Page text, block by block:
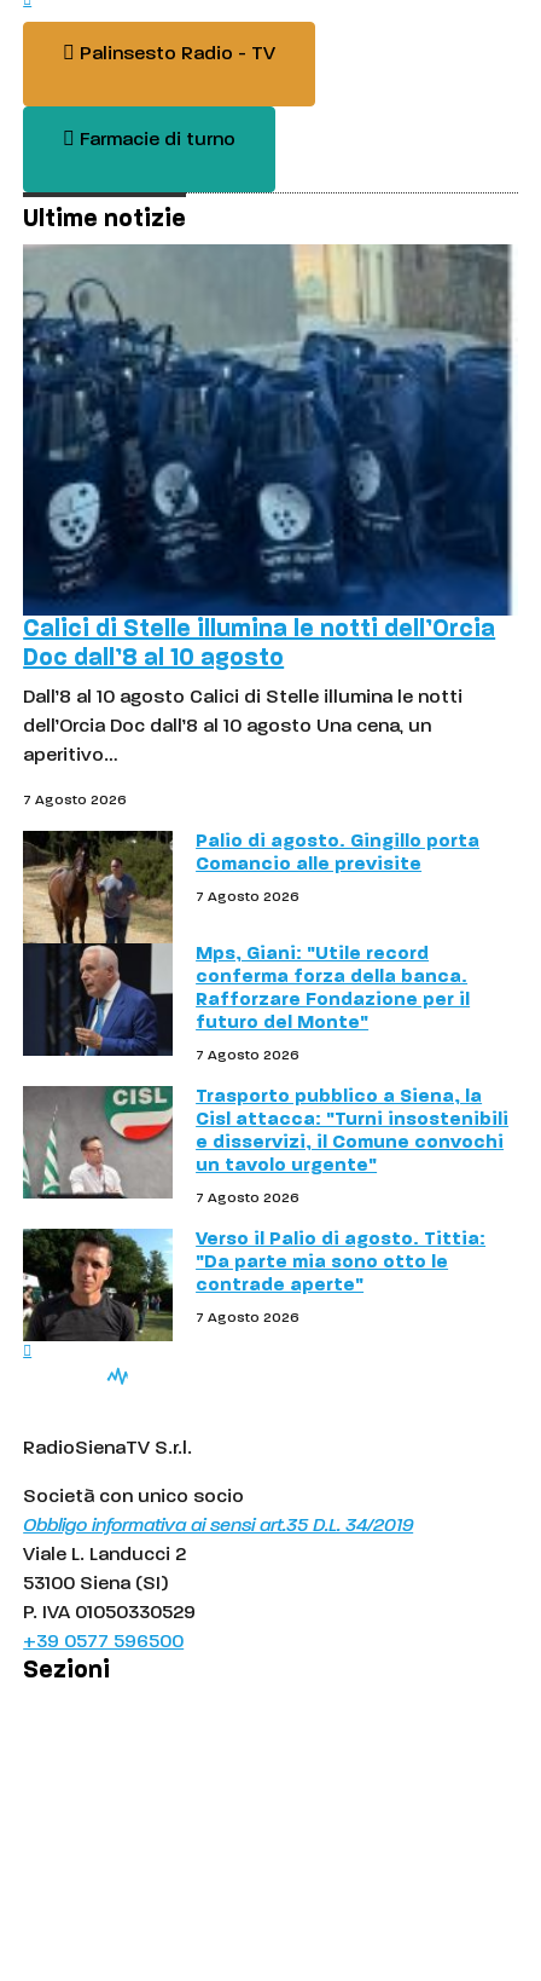
Palinsesto Radio - TV
Farmacie di turno
Ultime notizie
Calici di Stelle illumina le notti dell’Orcia
Doc dall’8 al 10 agosto
Dall’8 al 10 agosto Calici di Stelle illumina le notti
dell’Orcia Doc dall’8 al 10 agosto Una cena, un
aperitivo…
7 Agosto 2026
Palio di agosto. Gingillo porta
Comancio alle previsite
7 Agosto 2026
Mps, Giani: "Utile record
conferma forza della banca.
Rafforzare Fondazione per il
futuro del Monte"
7 Agosto 2026
Trasporto pubblico a Siena, la
Cisl attacca: "Turni insostenibili
e disservizi, il Comune convochi
un tavolo urgente"
7 Agosto 2026
Verso il Palio di agosto. Tittia:
"Da parte mia sono otto le
contrade aperte"
7 Agosto 2026
RadioSienaTV S.r.l.
Società con unico socio
Obbligo informativa ai sensi art.35 D.L. 34/2019
Viale L. Landucci 2
53100 Siena (SI)
P. IVA 01050330529
+39 0577 596500
Sezioni